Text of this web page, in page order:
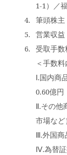
1-1）／
筆頭株
営業収益
受取手
＜手数料
Ⅰ.国内商
0.60億円
Ⅱ.その他
市場な
Ⅲ.外国商
Ⅳ.為替証